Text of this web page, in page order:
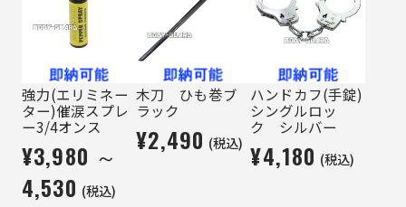
強力(エリミネー
ター)催涙スプレ
ー3/4オンス
¥3,980 ～
4,530 (税込)
木刀 ひも巻ブ
ラック
¥2,490 (税込)
ハンドカフ(手錠)
シングルロッ
ク シルバー
¥4,180 (税込)